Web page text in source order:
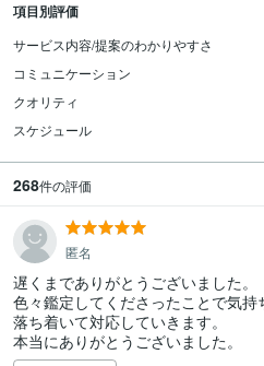
項目別評価
サービス内容/提案のわかりやすさ
コミュニケーション
クオリティ
スケジュール
268件の評価
匿名
遅くまでありがとうございました。
色々鑑定してくださったことで気持
落ち着いて対応していきます。